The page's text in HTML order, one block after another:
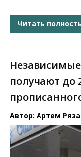
Читать
получают до
Автор: Артем